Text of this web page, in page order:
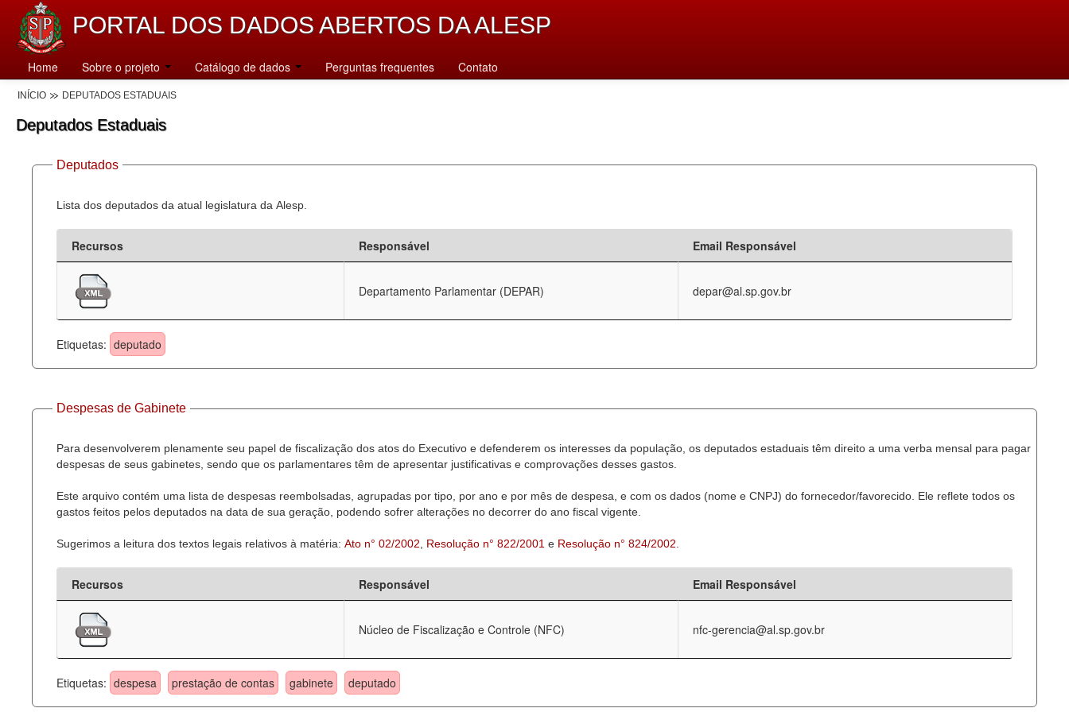
PORTAL DOS DADOS ABERTOS DA ALESP
Home Sobre o projeto Catálogo de dados Perguntas frequentes Contato
INÍCIO DEPUTADOS ESTADUAIS
Deputados Estaduais
Deputados
Lista dos deputados da atual legislatura da Alesp.
Recursos Responsável Email Responsável
Departamento Parlamentar (DEPAR) depar@al.sp.gov.br
Etiquetas: deputado
Despesas de Gabinete
Para desenvolverem plenamente seu papel de fiscalização dos atos do Executivo e defenderem os interesses da população, os deputados estaduais têm direito a uma verba mensal para pagar
despesas de seus gabinetes, sendo que os parlamentares têm de apresentar justificativas e comprovações desses gastos.
Este arquivo contém uma lista de despesas reembolsadas, agrupadas por tipo, por ano e por mês de despesa, e com os dados (nome e CNPJ) do fornecedor/favorecido. Ele reflete todos os
gastos feitos pelos deputados na data de sua geração, podendo sofrer alterações no decorrer do ano fiscal vigente.
Sugerimos a leitura dos textos legais relativos à matéria: Ato n° 02/2002 Resolução n° 822/2001 e Resolução n° 824/2002
Recursos Responsável Email Responsável
Núcleo de Fiscalização e Controle (NFC) nfc-gerencia@al.sp.gov.br
Etiquetas: despesa prestação de contas gabinete deputado